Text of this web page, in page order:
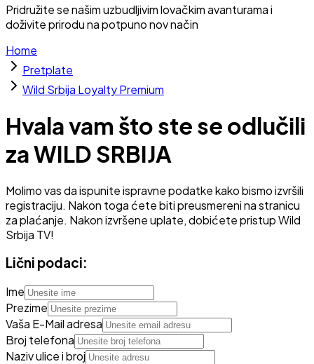
Pridružite se našim uzbudljivim lovačkim avanturama i
doživite prirodu na potpuno nov način
Home
Pretplate
Wild Srbija Loyalty Premium
Hvala vam što ste se odlučili
za WILD SRBIJA
Molimo vas da ispunite ispravne podatke kako bismo izvršili
registraciju. Nakon toga ćete biti preusmereni na stranicu
za plaćanje. Nakon izvršene uplate, dobićete pristup Wild
Srbija TV!
Lični podaci:
Ime
Prezime
Vaša E-Mail adresa
Broj telefona
Naziv ulice i broj